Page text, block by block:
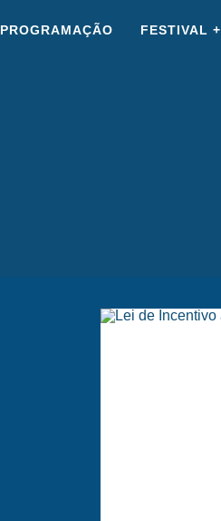
PROGRAMAÇÃO FESTIVAL +